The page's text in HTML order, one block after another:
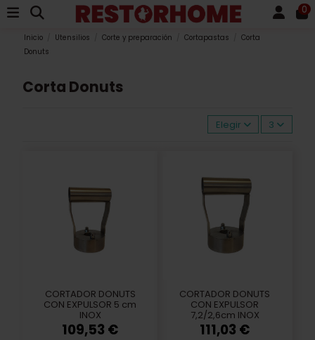
0
Inicio Utensilios Corte y preparación Cortapastas
Corta
Donuts
Corta Donuts
Elegir 3
CORTADOR DONUTS
CON EXPULSOR 5 cm
INOX
109,53 €
CORTADOR DONUTS
CON EXPULSOR
7,2/2,6cm INOX
111,03 €